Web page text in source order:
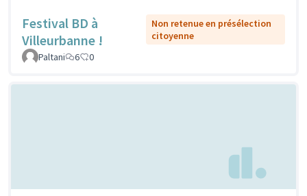
Festival BD à
Villeurbanne !
Non retenue en présélection
citoyenne
Paltani
6 0